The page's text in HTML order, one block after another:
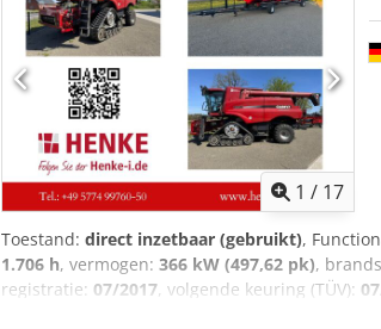
1 / 17
Toestand: direct inzetbaar (gebruikt),
1.706 h, vermogen: 366 kW (497,62 pk),
registratie: 07/2017, volgende keuring (TÜV):